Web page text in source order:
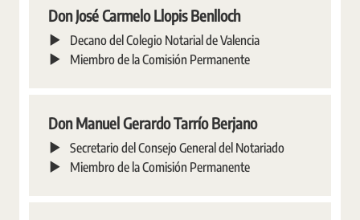
Don José Carmelo Llopis Benlloch
Decano del Colegio Notarial de Valencia
Miembro de la Comisión Permanente
Don Manuel Gerardo Tarrío Berjano
Secretario del Consejo General del Notariado
Miembro de la Comisión Permanente